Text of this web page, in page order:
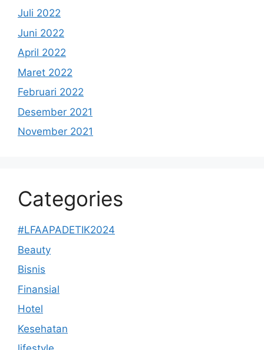
Juli 2022
Juni 2022
April 2022
Maret 2022
Februari 2022
Desember 2021
November 2021
Categories
#LFAAPADETIK2024
Beauty
Bisnis
Finansial
Hotel
Kesehatan